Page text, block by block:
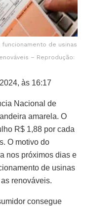
de usinas
– Reprodução:
às 16:17
Nacional de
amarela. O
R$ 1,88 por cada
O motivo do
nos próximos dias e
de usinas
renováveis.
consegue